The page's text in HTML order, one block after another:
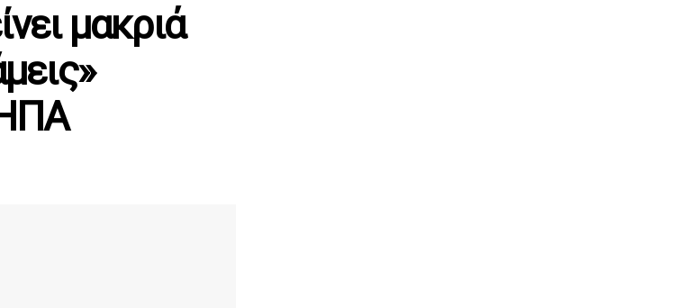
μακριά